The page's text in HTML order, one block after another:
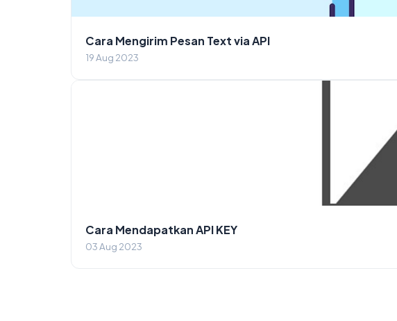
Cara Mengirim Pesan Text via API
19 Aug 2023
Cara Mendapatkan API KEY
03 Aug 2023